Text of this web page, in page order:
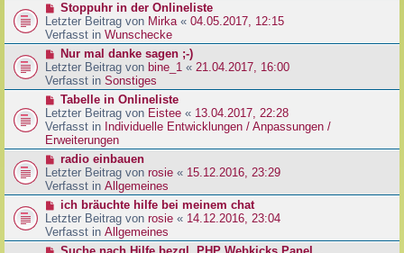
a
g
t
r
a
g
r
B
e
t
r
a
g
N
e
u
e
r
B
e
t
r
a
g
Stoppuhr in der Onlineliste
Letzter Beitrag von Mirka« 04.05.2017, 12:15
Verfasst in Wunschecke
N
e
u
e
r
B
e
i
r
a
g
Nur mal danke sagen ;-)
Letzter Beitrag von bine_1 « 21.04.2017, 16:00
Verfasst in Sonstiges
N
e
u
e
r
B
e
i
r
a
g
Tabelle in Onlineliste
Letzter Beitrag von Eistee « 13.04.2017, 22:28
Verfasst in Individuelle Entwicklungen / Anpassungen /
Erweiterungen
N
e
u
e
r
B
e
radio einbauen
Letzter Beitrag von rosie « 15.12.2016, 23:29
Verfasst in Allgemeines
N
e
u
e
ich bräuchte hilfe bei meinem chat
Letzter Beitrag von rosie « 14.12.2016, 23:04
Verfasst in Allgemeines
N